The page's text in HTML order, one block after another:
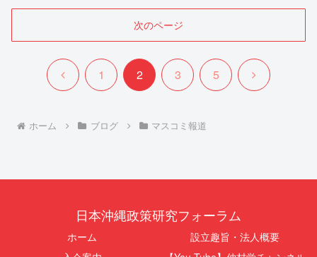
次のページ
前
1 2 3 5
次
ホーム ブログ マスコミ報道
日本沖縄政策研究フォーラム
ホーム
設立趣旨・法人概要